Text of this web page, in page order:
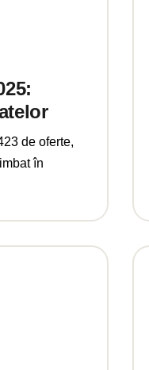
de oferte,
în